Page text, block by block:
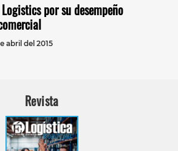
por su desempeño
abril del 2015
Revista